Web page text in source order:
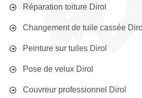
Réparation toiture Dirol
Changement de tuile cassée
Peinture sur tuiles Dirol
Pose de velux Dirol
Couvreur professionnel Dirol